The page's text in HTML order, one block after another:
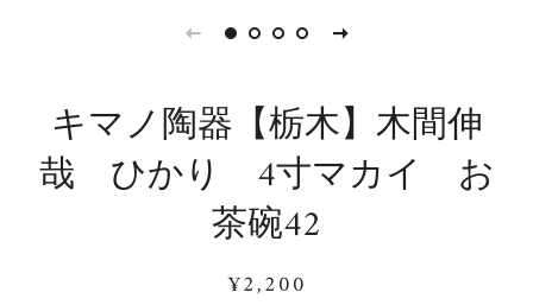
キマノ陶器【栃木】木間伸
哉 ひかり 4寸マカイ お
茶碗42
通
販
¥2,200